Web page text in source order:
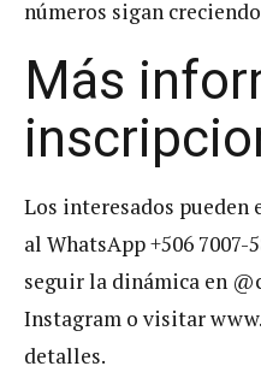
números sigan
Más
Los interesados pueden
al WhatsApp +506 7007-
seguir la dinámica en
Instagram o visitar
detalles.